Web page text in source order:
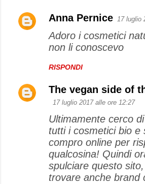
Anna Pernice 17 luglio
Adoro i cosmetici
non li conoscevo
RISPONDI
The vegan side of
17 luglio 2017 alle ore 12:27
Ultimamente cerco
tutti i cosmetici bio e
compro online per
qualcosina! Quindi
spulciare questo
trovare anche brand